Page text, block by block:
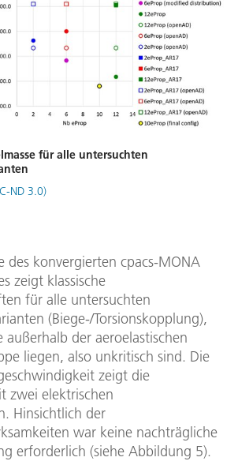
für alle untersuchten
ND 3.0)
des konvergierten cpacs-MONA
zeigt klassische
für alle untersuchten
(Biege-/Torsionskopplung),
außerhalb der aeroelastischen
liegen, also unkritisch sind. Die
zeigt die
zwei elektrischen
Hinsichtlich der
war keine nachträgliche
erforderlich (siehe Abbildung 5).